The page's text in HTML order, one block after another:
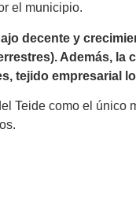
el municipio.
decente y
Además,
tejido empresarial
Teide como el